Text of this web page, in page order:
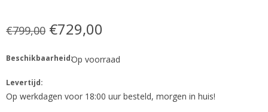
€799,00 €729,00
Beschikbaarheid:Op voorraad
Levertijd:
Op werkdagen voor 18:00 uur besteld, morgen in huis!